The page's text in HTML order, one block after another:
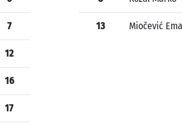
7
12
16
17
13 Miočević